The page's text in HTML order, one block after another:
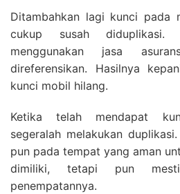
Ditambahkan lagi kunci pada
cukup susah
menggunakan jasa
direferensikan. Hasilnya
kunci mobil hilang.
Ketika telah mendapat
segeralah melakukan
pun pada tempat yang aman
dimiliki, tetapi pun
penempatannya.